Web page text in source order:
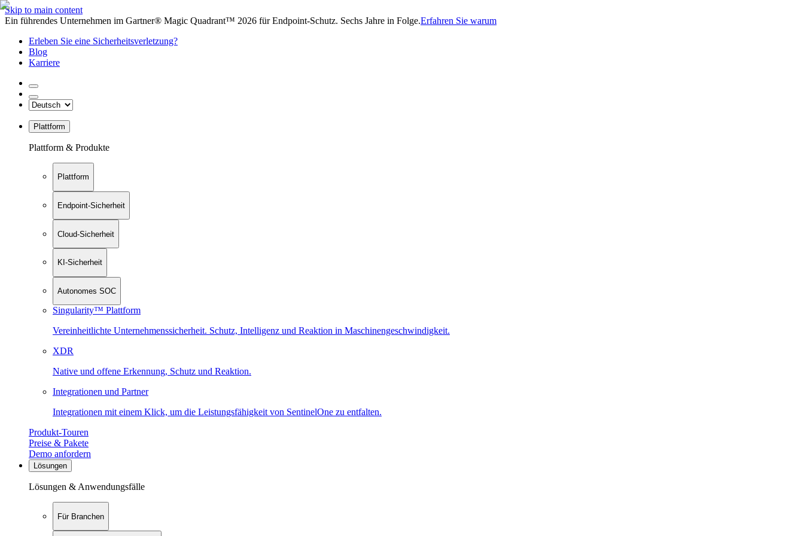
Skip to main content
Ein führendes Unternehmen im Gartner® Magic Quadrant™ 2026 für Endpoint-Schutz. Sechs Jahre in Folge.Erfahren Sie warum
Erleben Sie eine Sicherheitsverletzung?
Blog
Karriere
Plattform
Plattform & Produkte
Plattform
Endpoint-Sicherheit
Cloud-Sicherheit
KI-Sicherheit
Autonomes SOC
Singularity™ Plattform
Vereinheitlichte Unternehmenssicherheit. Schutz, Intelligenz und Reaktion in Maschinen­geschwindigkeit.
XDR
Native und offene Erkennung, Schutz und Reaktion.
Integrationen und Partner
Integrationen mit einem Klick, um die Leistungsfähigkeit von SentinelOne zu entfalten.
Produkt-Touren
Preise & Pakete
Demo anfordern
Lösungen
Lösungen & Anwendungsfälle
Für Branchen